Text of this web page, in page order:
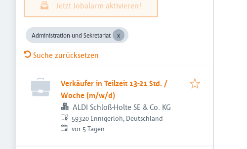
Jetzt Jobalarm aktivieren!
Administration und Sekretariat
Suche zurücksetzen
Verkäufer in Teilzeit 13-21 Std. /
Woche (m/w/d)
ALDI Schloß-Holte SE & Co. KG
59320 Ennigerloh, Deutschland
Veröffentlicht:
vor 5 Tagen